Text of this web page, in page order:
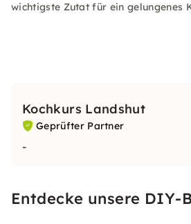
wichtigste Zutat für ein gelungenes
Kochkurs Landshut
Geprüfter Partner
-
Entdecke unsere DIY-